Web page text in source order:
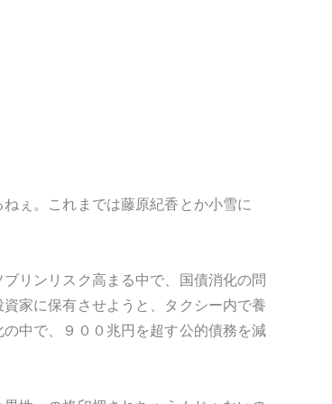
ぇ。これまでは藤原紀香とか小雪に
リンリスク高まる中で、国債消化の問
家に保有させようと、タクシー内で養
中で、９００兆円を超す公的債務を減